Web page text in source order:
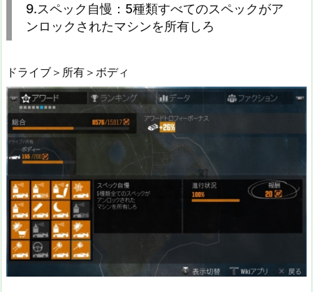
9.スペック自慢：5種類すべてのスペックがア
ンロックされたマシンを所有しろ
ドライブ＞所有＞ボディ